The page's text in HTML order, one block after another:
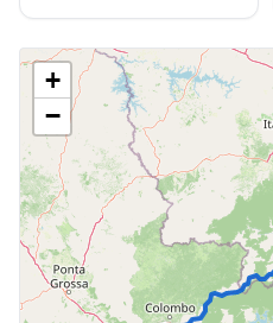
+
−